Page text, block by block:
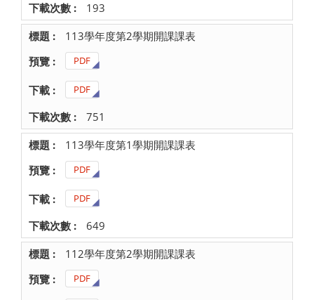
193
113學年度第2學期開課課表
PDF
PDF
751
113學年度第1學期開課課表
PDF
PDF
649
112學年度第2學期開課課表
PDF